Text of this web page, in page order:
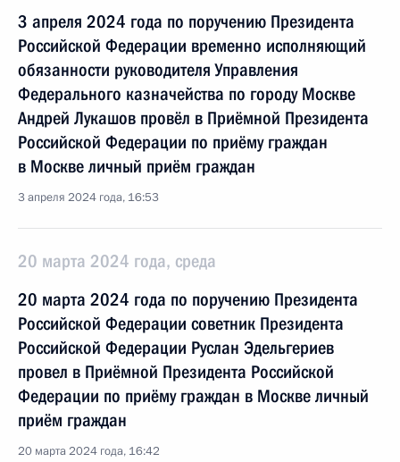
3 апреля 2024 года по поручению Президента
Российской Федерации временно исполняющий
обязанности руководителя Управления
Федерального казначейства по городу Москве
Андрей Лукашов провёл в Приёмной Президента
Российской Федерации по приёму граждан
в Москве личный приём граждан
3 апреля 2024 года, 16:53
20 марта 2024 года, среда
20 марта 2024 года по поручению Президента
Российской Федерации советник Президента
Российской Федерации Руслан Эдельгериев
провел в Приёмной Президента Российской
Федерации по приёму граждан в Москве личный
приём граждан
20 марта 2024 года, 16:42